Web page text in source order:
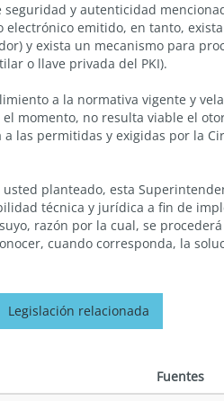
y autenticidad
emitido, en tanto, exista
y exista un mecanismo para
o llave privada del PKI).
a la normativa vigente y
momento, no resulta viable el
las permitidas y exigidas por la
planteado, esta
técnica y jurídica a fin de
razón por la cual, se
cuando corresponda, la
Legislación relacionada
Fuentes